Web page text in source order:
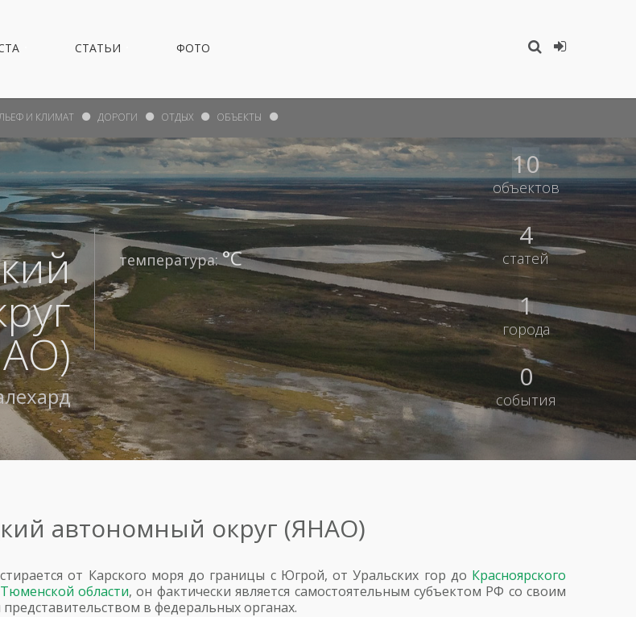
СТАТЬИ ФОТО
температура:°С
10
объектов
4
статей
1
города
0
события
И КЛИМАТ ДОРОГИ ОТДЫХ ОБЪЕКТЫ
автономный округ (ЯНАО)
от Карского моря до границы с Югрой, от Уральских гор до Красноярского
Тюменской области, он фактически является самостоятельным субъектом РФ со своим
в федеральных органах.